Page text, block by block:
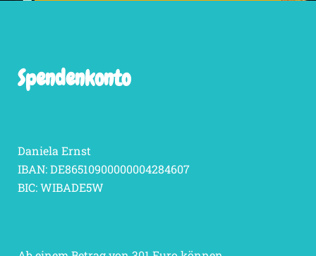
Spendenkonto
Daniela Ernst
IBAN: DE86510900000004284607
BIC: WIBADE5W